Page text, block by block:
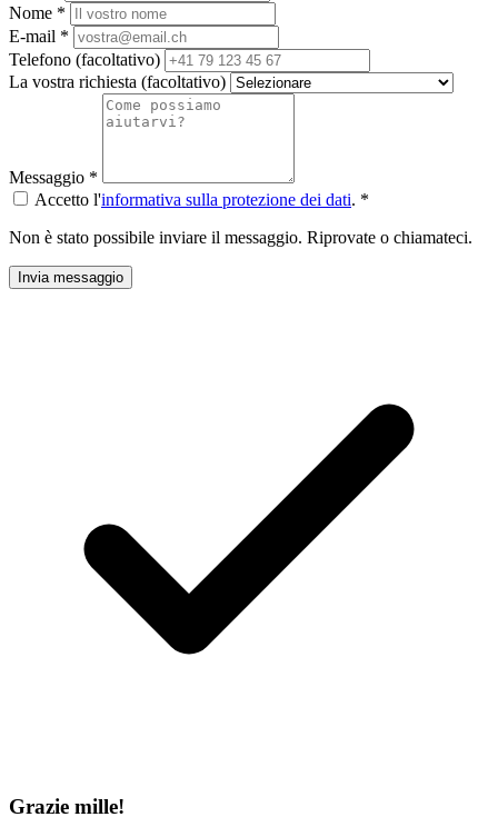
Nome *
E-mail *
Telefono (facoltativo)
La vostra richiesta (facoltativo)
Messaggio *
Accetto l'informativa sulla protezione dei dati. *
Non è stato possibile inviare il messaggio. Riprovate o chiamateci.
Invia messaggio
Grazie mille!